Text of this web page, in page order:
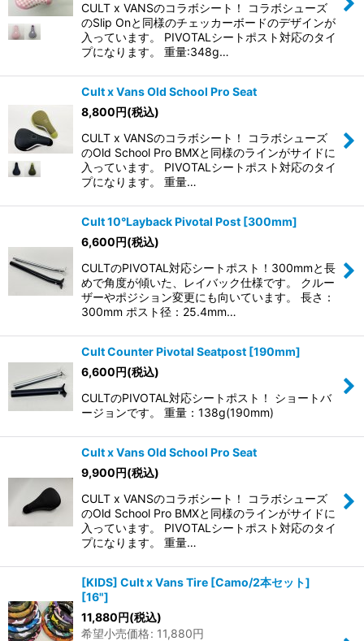
CULT x VANSのコラボシート！ コラボシューズ
のSlip Onと同様のチェッカーボードのデザインが
入っています。 PIVOTALシートポスト対応のタイ
プになります。 重量:348g…
Cult x Vans Old School Pro Seat
8,800円(税込)
CULT x VANSのコラボシート！ コラボシューズ
のOld School Pro BMXと同様のラインがサイドに
入っています。 PIVOTALシートポスト対応のタイ
プになります。 重量…
Cult 10°Layback Pivotal Post [300mm]
6,600円(税込)
CULTのPIVOTAL対応シートポスト！300mmと長
めで角度が傾いた、レイバック仕様です。 クルー
ザーやポジション変更にも向いています。 長さ：
300mm ポスト径：25.4mm…
Cult Counter Pivotal Seatpost [190mm]
6,600円(税込)
CULTのPIVOTAL対応シートポスト！ ショートバ
ージョンです。 重量：138g(190mm)
Cult x Vans Old School Pro Seat
9,900円(税込)
CULT x VANSのコラボシート！ コラボシューズ
のOld School Pro BMXと同様のラインがサイドに
入っています。 PIVOTALシートポスト対応のタイ
プになります。 重量…
[KIDS] Cult x Vans Tire [Camo/2本セット]
[16"]
11,880円(税込)
希望小売価格: 11,880円